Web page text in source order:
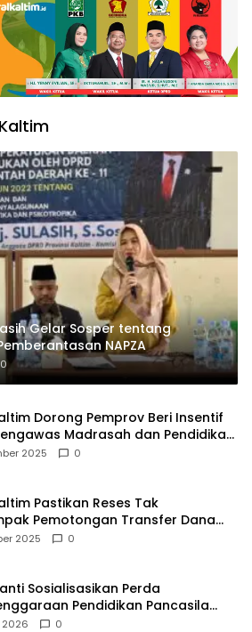
Gelar Sosper tentang
NAPZA
0
Dorong Pemprov Beri Insentif
Madrasah dan Pendidikan
2025 0
Pastikan Reses Tak
Pemotongan Transfer Dana
2025 0
Sosialisasikan Perda
Pendidikan Pancasila
Kebangsaan
2026 0